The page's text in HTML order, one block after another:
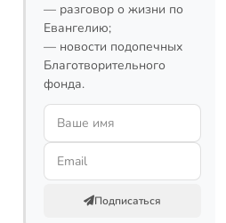
— разговор о жизни по
Евангелию;
— новости подопечных
Благотворительного
фонда.
Подписаться